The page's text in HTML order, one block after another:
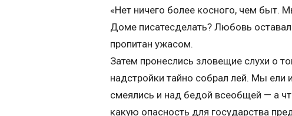
«Нет ничего более косного, чем быт.
Доме писатесделать? Любовь
пропитан ужасом.
Затем пронеслись зловещие слухи о
надстройки тайно собрал лей. Мы
смеялись и над бедой всеобщей — а
какую опасность для государства